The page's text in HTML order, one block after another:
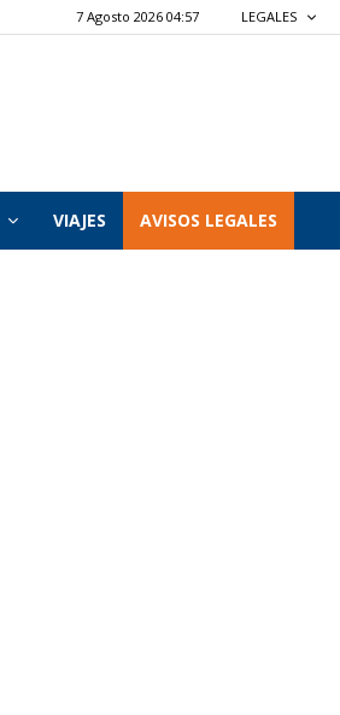
7 Agosto 2026 04:57 LEGALES
VIAJES AVISOS LEGALES